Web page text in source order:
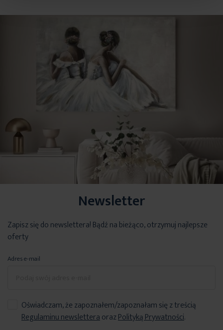
Podany wymiar dotyczy szerokości zasłony na gotowo.
Newsletter
Zapisz się do newslettera! Bądź na bieżąco, otrzymuj najlepsze
oferty
Adres e-mail
Oświadczam, że zapoznałem/zapoznałam się z treścią
Regulaminu newsletteraorazPolityką Prywatności.